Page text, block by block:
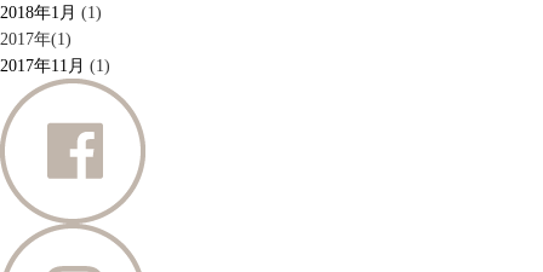
2018年1月 (1)
2017年(1)
2017年11月 (1)